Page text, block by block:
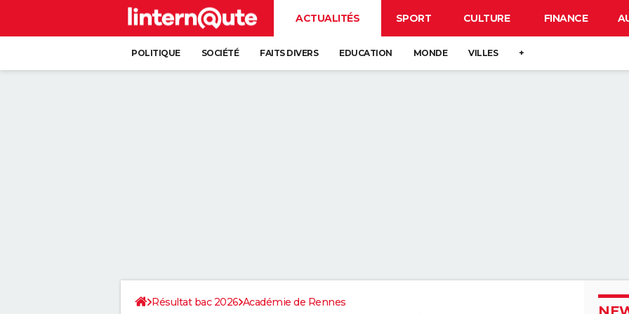
ACTUALITÉS SPORT CULTURE FINANCE
POLITIQUE SOCIÉTÉ FAITS DIVERS EDUCATION MONDE VILLES +
Résultat bac 2026 Académie de Rennes